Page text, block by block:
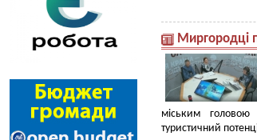
Миргородці
міським
туристичний